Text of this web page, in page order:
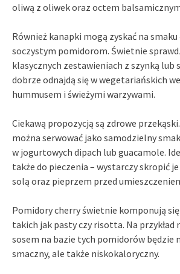
oliwą z oliwek oraz octem
Również kanapki mogą zyskać na
soczystym pomidorom. Świetnie
klasycznych zestawieniach z szynką lub
dobrze odnajdą się w wegetariańskich
hummusem i świeżymi warzywami.
Ciekawą propozycją są zdrowe
można serwować jako samodzielny
w jogurtowych dipach lub guacamole.
także do pieczenia – wystarczy skropić
solą oraz pieprzem przed
Pomidory cherry świetnie komponują
takich jak pasty czy risotta. Na przykład
sosem na bazie tych pomidorów będzie
smaczny, ale także niskokaloryczny.